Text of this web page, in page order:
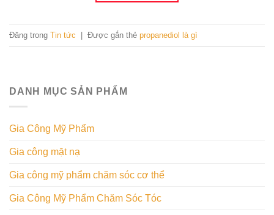
Đăng trong Tin tức | Được gắn thẻ propanediol là gì
DANH MỤC SẢN PHẨM
Gia Công Mỹ Phẩm
Gia công mặt nạ
Gia công mỹ phẩm chăm sóc cơ thể
Gia Công Mỹ Phẩm Chăm Sóc Tóc